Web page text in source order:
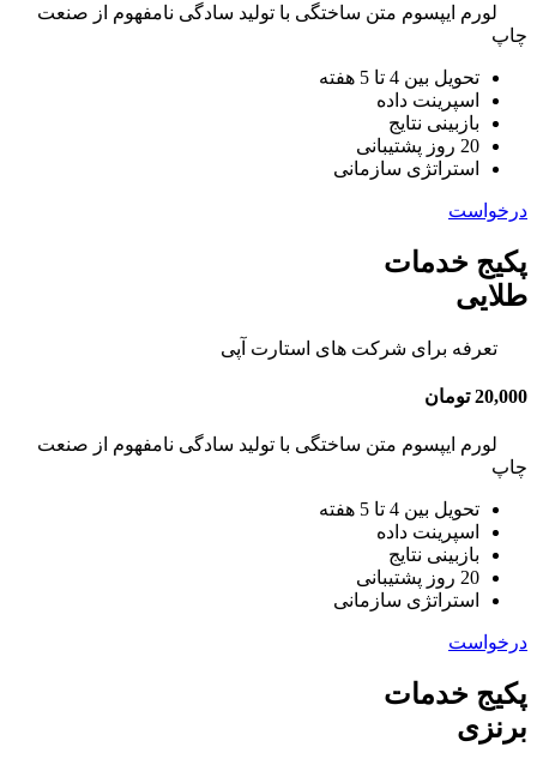
لورم ایپسوم متن ساختگی با تولید سادگی نامفهوم از صنعت
چاپ
تحویل بین 4 تا 5 هفته
اسپرینت داده
بازبینی نتایج
20 روز پشتیبانی
استراتژی سازمانی
درخواست
پکیج خدمات
طلایی
تعرفه برای شرکت های استارت آپی
20,000 تومان
لورم ایپسوم متن ساختگی با تولید سادگی نامفهوم از صنعت
چاپ
تحویل بین 4 تا 5 هفته
اسپرینت داده
بازبینی نتایج
20 روز پشتیبانی
استراتژی سازمانی
درخواست
پکیج خدمات
برنزی